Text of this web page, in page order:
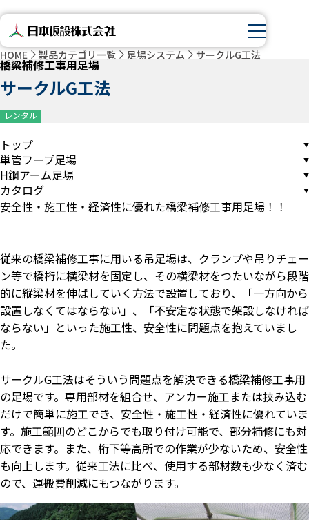
HOME 製品カテゴリ一覧 足場システム サークルG工法
橋梁補修工事用足場
サークルG工法
レンタル
トップ
単管フープ足場
H鋼アーム足場
カタログ
安全性・施工性・経済性に優れた橋梁補修工事用足場！！
従来の橋梁補修工事に用いる吊足場は、クランプや吊りチェー
ン等で橋桁に横梁材を固定し、その横梁材をつたいながら段階
的に縦梁材を伸ばしていく方法で設置しており、「一方向から
設置しなくてはならない」、「不安定な状態で架設しなければ
ならない」といった施工性、安全性に問題点を抱えていまし
た。
サークルG工法はそういう問題点を解決できる橋梁補修工事用
の足場です。専用部材を組合せ、アンカー施工または挟み込む
だけで簡単に施工でき、安全性・施工性・経済性に優れていま
す。施工範囲のどこからでも取り付け可能で、部分補修にも対
応できます。また、桁下等高所での作業が少ないため、安全性
も向上します。従来工法に比べ、使用する部材数も少なく済む
ので、運搬費削減にもつながります。